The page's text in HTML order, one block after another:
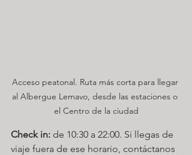
Acceso peatonal. Ruta más corta para llegar
al Albergue Lemavo, desde las estaciones o
el Centro de la ciudad
Check in: de 10:30 a 22:00. Si llegas de
viaje fuera de ese horario, contáctanos